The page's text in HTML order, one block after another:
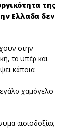
της
Ελλαδα δεν
στην
τα υπέρ και
κάποια
χαμόγελο
αισιοδοξίας